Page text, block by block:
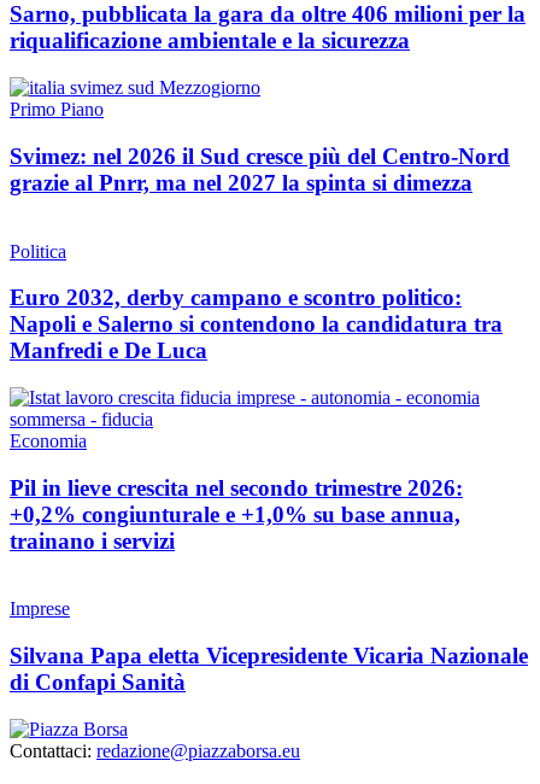
Sarno, pubblicata la gara da oltre 406 milioni per la
riqualificazione ambientale e la sicurezza
Primo Piano
Svimez: nel 2026 il Sud cresce più del Centro-Nord
grazie al Pnrr, ma nel 2027 la spinta si dimezza
Politica
Euro 2032, derby campano e scontro politico:
Napoli e Salerno si contendono la candidatura tra
Manfredi e De Luca
Economia
Pil in lieve crescita nel secondo trimestre 2026:
+0,2% congiunturale e +1,0% su base annua,
trainano i servizi
Imprese
Silvana Papa eletta Vicepresidente Vicaria Nazionale
di Confapi Sanità
Contattaci: redazione@piazzaborsa.eu